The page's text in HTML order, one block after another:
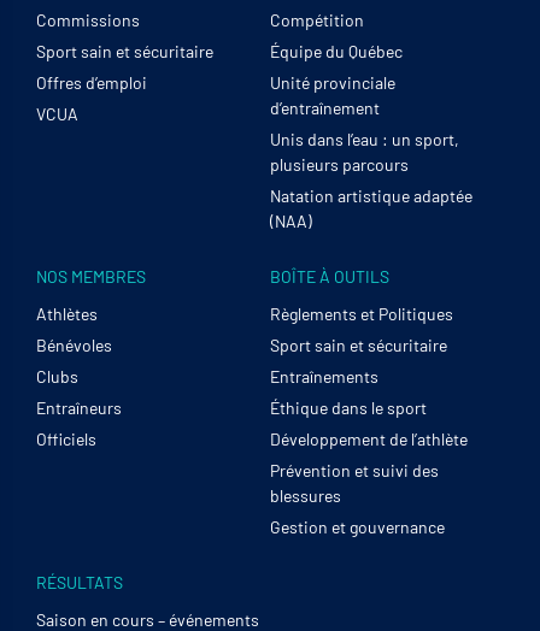
Commissions
Sport sain et sécuritaire
Offres d’emploi
VCUA
Compétition
Équipe du Québec
Unité provinciale
d’entraînement
Unis dans l’eau : un sport,
plusieurs parcours
Natation artistique adaptée
(NAA)
NOS MEMBRES
Athlètes
Bénévoles
Clubs
Entraîneurs
Officiels
BOÎTE À OUTILS
Règlements et Politiques
Sport sain et sécuritaire
Entraînements
Éthique dans le sport
Développement de l’athlète
Prévention et suivi des
blessures
Gestion et gouvernance
RÉSULTATS
Saison en cours – événements